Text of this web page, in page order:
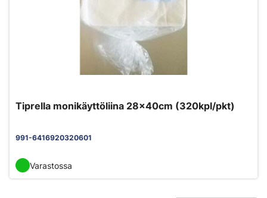
Tiprella monikäyttöliina 28x40cm (320kpl/pkt)
991-6416920320601
Varastossa